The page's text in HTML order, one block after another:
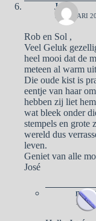
José
1 JANUARI
Rob en Sol ,
Veel Geluk
heel mooi dat de
meteen al warm
Die oude kist is
eentje van haar
hebben zij liet
wat bleek onder
stempels en grote
wereld dus
leven.
Geniet van alle
José
1